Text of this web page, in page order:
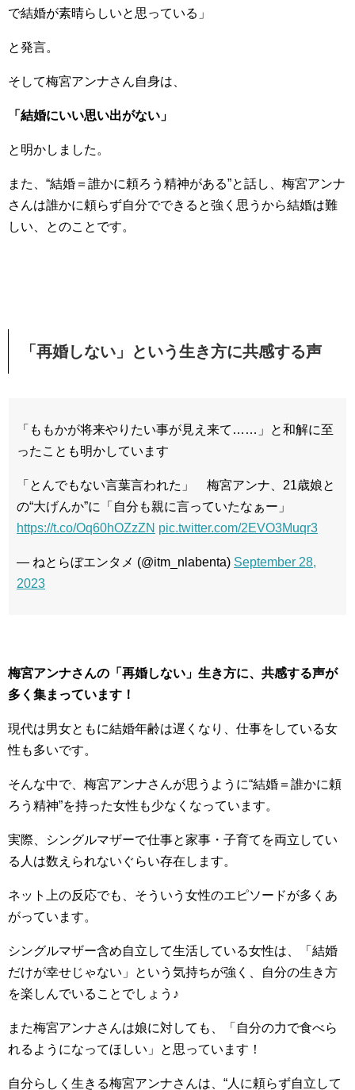
で結婚が素晴らしいと思っている」
と発言。
そして梅宮アンナさん自身は、
「結婚にいい思い出がない」
と明かしました。
また、“結婚＝誰かに頼ろう精神がある”と話し、梅宮アンナ
さんは誰かに頼らず自分でできると強く思うから結婚は難
しい、とのことです。
「再婚しない」という生き方に共感する声
「ももかが将来やりたい事が見え来て……」と和解に至
ったことも明かしています
「とんでもない言葉言われた」 梅宮アンナ、21歳娘と
の“大げんか”に「自分も親に言っていたなぁー」
https://t.co/Oq60hOZzZN pic.twitter.com/2EVO3Muqr3
— ねとらぼエンタメ (@itm_nlabenta) September 28,
2023
梅宮アンナさんの「再婚しない」生き方に、共感する声が
多く集まっています！
現代は男女ともに結婚年齢は遅くなり、仕事をしている女
性も多いです。
そんな中で、梅宮アンナさんが思うように“結婚＝誰かに頼
ろう精神”を持った女性も少なくなっています。
実際、シングルマザーで仕事と家事・子育てを両立してい
る人は数えられないぐらい存在します。
ネット上の反応でも、そういう女性のエピソードが多くあ
がっています。
シングルマザー含め自立して生活している女性は、「結婚
だけが幸せじゃない」という気持ちが強く、自分の生き方
を楽しんでいることでしょう♪
また梅宮アンナさんは娘に対しても、「自分の力で食べら
れるようになってほしい」と思っています！
自分らしく生きる梅宮アンナさんは、“人に頼らず自立して